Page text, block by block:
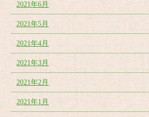
2021年6月
2021年5月
2021年4月
2021年3月
2021年2月
2021年1月